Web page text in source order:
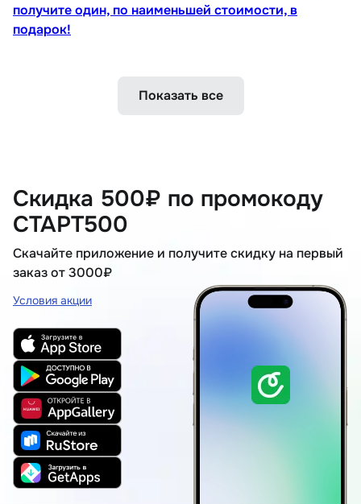
получите один, по наименьшей стоимости, в
подарок!
Показать все
Скидка 500₽ по промокоду
СТАРТ500
Скачайте приложение и получите скидку на первый
заказ от 3000₽
Условия акции